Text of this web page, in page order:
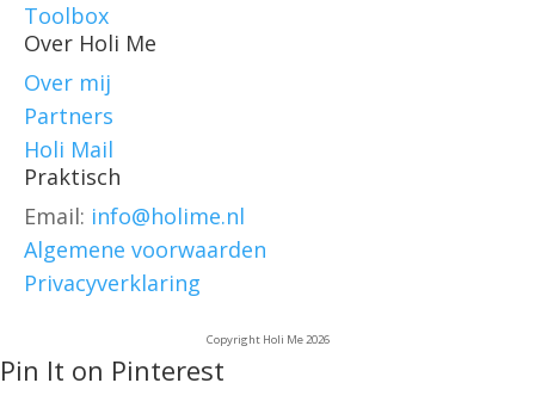
Toolbox
Over Holi Me
Over mij
Partners
Holi Mail
Praktisch
Email: info@holime.nl
Algemene voorwaarden
Privacyverklaring
Copyright Holi Me 2026
Pin It on Pinterest